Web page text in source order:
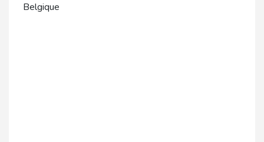
Belgique